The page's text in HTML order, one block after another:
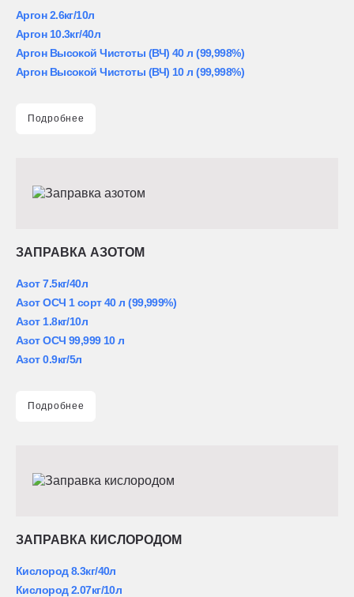
Аргон 2.6кг/10л
Аргон 10.3кг/40л
Аргон Высокой Чистоты (ВЧ) 40 л (99,998%)
Аргон Высокой Чистоты (ВЧ) 10 л (99,998%)
Подробнее
ЗАПРАВКА АЗОТОМ
Азот 7.5кг/40л
Азот ОСЧ 1 сорт 40 л (99,999%)
Азот 1.8кг/10л
Азот ОСЧ 99,999 10 л
Азот 0.9кг/5л
Подробнее
ЗАПРАВКА КИСЛОРОДОМ
Кислород 8.3кг/40л
Кислород 2.07кг/10л